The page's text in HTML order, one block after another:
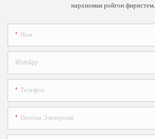
нархномаи ройгон фиристем.
Ном
WhatsApp
Телефон
Почтаи Электронӣ